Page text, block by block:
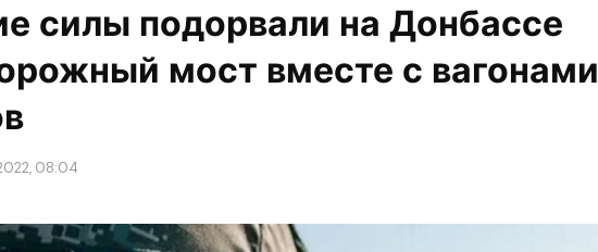
силы подорвали на Донбассе
мост вместе с вагонами
08:04